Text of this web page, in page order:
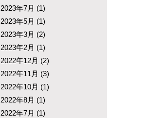
2023年7月 (1)
2023年5月 (1)
2023年3月 (2)
2023年2月 (1)
2022年12月 (2)
2022年11月 (3)
2022年10月 (1)
2022年8月 (1)
2022年7月 (1)